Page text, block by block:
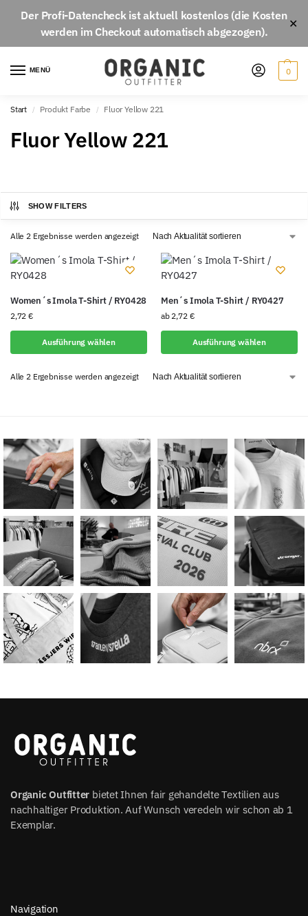
Der Profi-Datencheckist aktuell kostenlos(die Kosten
werden im Checkout automatisch abgezogen).
✕
MENÜ 0
Start / Produkt Farbe / Fluor Yellow 221
Fluor Yellow 221
SHOW FILTERS
Alle 2 Ergebnisse werden angezeigt
Women´s Imola T-Shirt / RY0428
2,72€
Ausführung wählen
Men´s Imola T-Shirt / RY0427
ab 2,72 €
Ausführung wählen
Alle 2 Ergebnisse werden angezeigt
Organic Outfitter bietet Ihnen fair gehandelte Textilien aus
nachhaltiger Produktion. Auf Wunsch veredeln wir schon ab 1
Exemplar.
Navigation